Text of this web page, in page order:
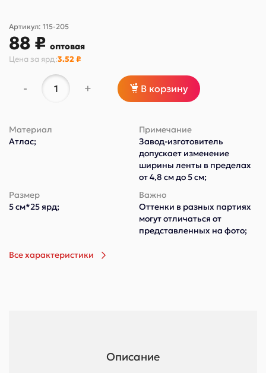
Артикул: 115-205
88 ₽ оптовая
Цена за ярд:3.52 ₽
- + В корзину
Материал
Атлас;
Примечание
Завод-изготовитель
допускает изменение
ширины ленты в пределах
от 4,8 см до 5 см;
Размер
5 см*25 ярд;
Важно
Оттенки в разных партиях
могут отличаться от
представленных на фото;
Все характеристики
Описание